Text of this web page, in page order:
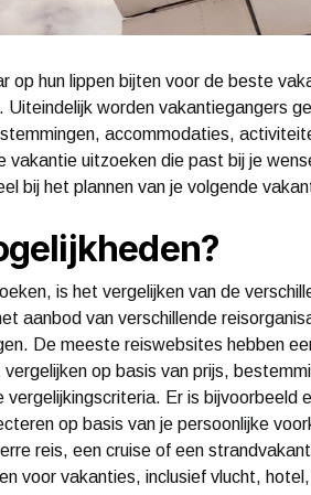
op hun lippen bijten voor de beste
Uiteindelijk worden vakantiegangers
accommodaties,
vakantie uitzoeken die past bij je
bij het plannen van je volgende
is het vergelijken van de
aanbod van verschillende
De meeste reiswebsites hebben
op basis van prijs,
vergelijkingscriteria. Er is bijvoorbeeld
op basis van je persoonlijke
reis, een cruise of een
voor vakanties, inclusief vlucht,